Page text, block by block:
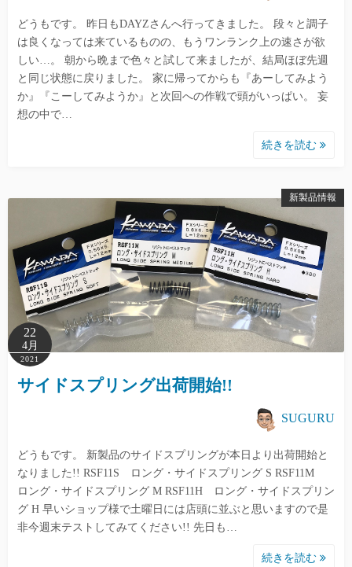
どうもです。 昨日もDAYZさんへ行ってきました。 段々と調子
は良くなっては来ているものの、もうワンランク上の速さが欲
しい…。 朝から晩まで色々と試して来ましたが、結局ほぼ先週
と同じ状態に戻りました。 家に帰ってからも『あーしてみよう
か』『こーしてみようか』と次回への作戦で頭がいっぱい。 妄
想の中で…
続きを読む
新製品情報
22
4月
2021
サイドスプリング出荷開始!!
SUGURU
どうもです。 新製品のサイドスプリングが本日より出荷開始と
なりました!! RSF11S ロング・サイドスプリング S RSF11M
ロング・サイドスプリング M RSF11H ロング・サイドスプリン
グ H 早いショップ様で土曜日には店頭に並ぶと思いますので是
非今週末テストしてみてください!! 先日も…
続きを読む